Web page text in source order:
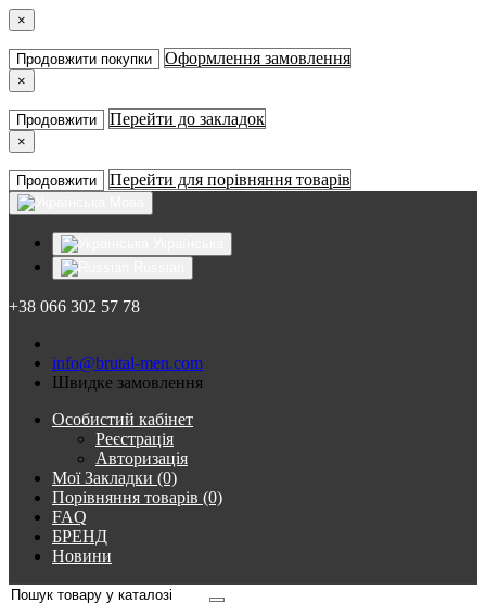
×
Продовжити покупки Оформлення замовлення
×
Продовжити Перейти до закладок
×
Продовжити Перейти для порівняння товарів
+38 066 302 57 78
info@brutal-men.com
Швидке замовлення
Особистий кабінет
Реєстрація
Авторизація
Мої Закладки (0)
Порівняння товарів (0)
FAQ
БРЕНД
Новини